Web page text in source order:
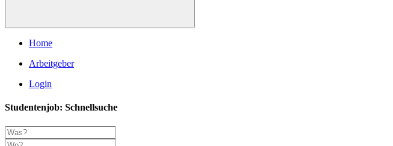
Home
Arbeitgeber
Login
Studentenjob: Schnellsuche